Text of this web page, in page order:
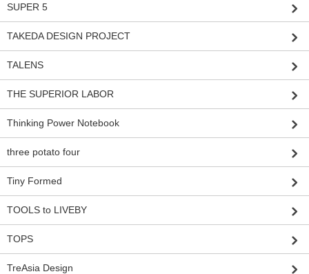
SUPER 5
TAKEDA DESIGN PROJECT
TALENS
THE SUPERIOR LABOR
Thinking Power Notebook
three potato four
Tiny Formed
TOOLS to LIVEBY
TOPS
TreAsia Design